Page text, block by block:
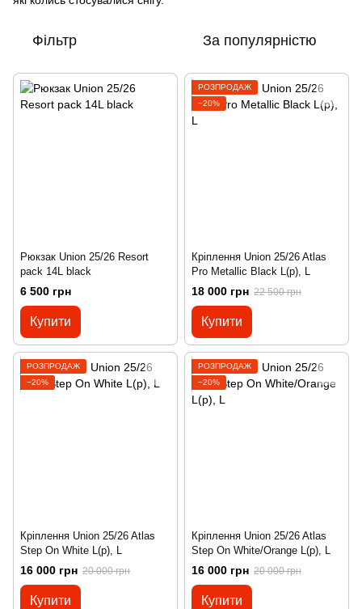
Фільтр За популярністю
Рюкзак Union 25/26 Resort
pack 14L black
6 500 грн
Купити
РОЗПРОДАЖ
−20%
Кріплення Union 25/26 Atlas
Pro Metallic Black L(р), L
18 000 грн 22 500 грн
Купити
РОЗПРОДАЖ
−20%
Кріплення Union 25/26 Atlas
Step On White L(р), L
16 000 грн 20 000 грн
Купити
РОЗПРОДАЖ
−20%
Кріплення Union 25/26 Atlas
Step On White/Orange L(р), L
16 000 грн 20 000 грн
Купити